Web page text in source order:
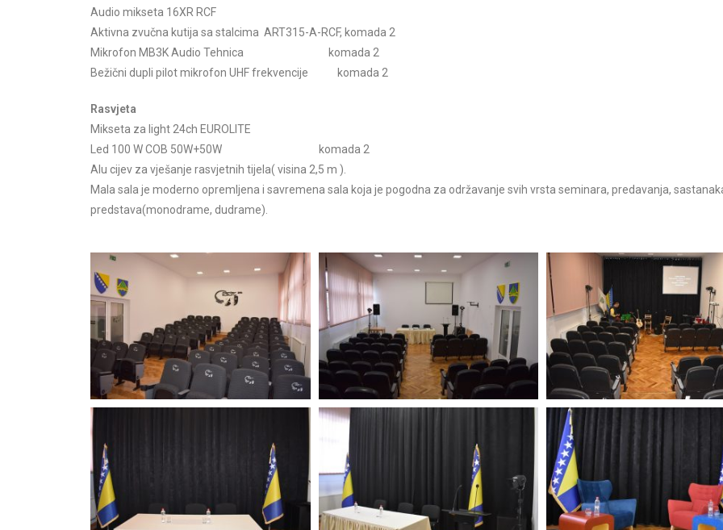
Audio mikseta 16XR RCF
Aktivna zvučna kutija sa stalcima ART315-A-RCF, komada 2
Mikrofon MB3K Audio Tehnica komada 2
Bežični dupli pilot mikrofon UHF frekvencije komada 2
Rasvjeta
Mikseta za light 24ch EUROLITE
Led 100 W COB 50W+50W komada 2
Alu cijev za vješanje rasvjetnih tijela( visina 2,5 m ).
Mala sala je moderno opremljena i savremena sala koja je pogodna za održavanje svih vrsta seminara, predavanja,
predstava(monodrame, dudrame).